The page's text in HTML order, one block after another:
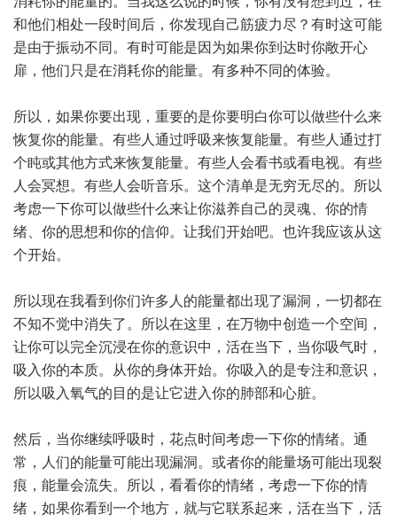
和他们相处一段时间后，你发现自己筋疲力尽？有时这可能
是由于振动不同。有时可能是因为如果你到达时你敞开心
扉，他们只是在消耗你的能量。有多种不同的体验。
所以，如果你要出现，重要的是你要明白你可以做些什么来
恢复你的能量。有些人通过呼吸来恢复能量。有些人通过打
个盹或其他方式来恢复能量。有些人会看书或看电视。有些
人会冥想。有些人会听音乐。这个清单是无穷无尽的。所以
考虑一下你可以做些什么来让你滋养自己的灵魂、你的情
绪、你的思想和你的信仰。让我们开始吧。也许我应该从这
个开始。
所以现在我看到你们许多人的能量都出现了漏洞，一切都在
不知不觉中消失了。所以在这里，在万物中创造一个空间，
让你可以完全沉浸在你的意识中，活在当下，当你吸气时，
吸入你的本质。从你的身体开始。你吸入的是专注和意识，
所以吸入氧气的目的是让它进入你的肺部和心脏。
然后，当你继续呼吸时，花点时间考虑一下你的情绪。通
常，人们的能量可能出现漏洞。或者你的能量场可能出现裂
痕，能量会流失。所以，看看你的情绪，考虑一下你的情
绪，如果你看到一个地方，就与它联系起来，活在当下，活